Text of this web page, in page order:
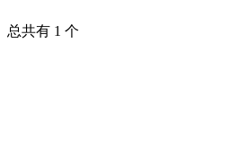
总共有 1 个